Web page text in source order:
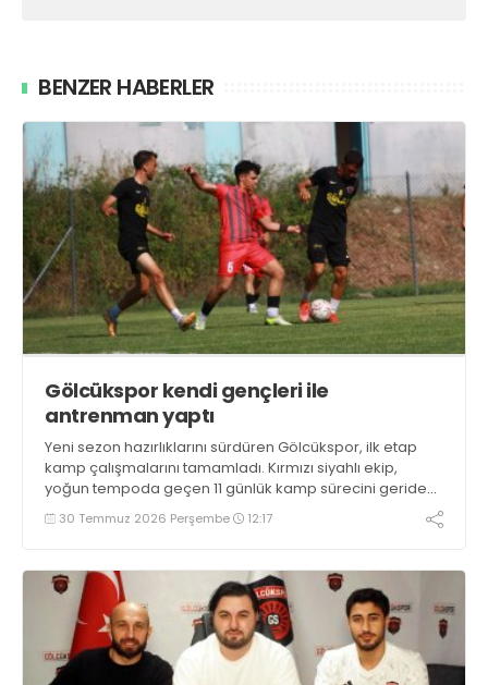
BENZER HABERLER
Gölcükspor kendi gençleri ile
antrenman yaptı
Yeni sezon hazırlıklarını sürdüren Gölcükspor, ilk etap
kamp çalışmalarını tamamladı. Kırmızı siyahlı ekip,
yoğun tempoda geçen 11 günlük kamp sürecini geride
bıraktı.
30 Temmuz 2026 Perşembe 12:17